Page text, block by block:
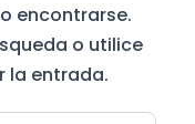
encontrarse.
o utilice
la entrada.